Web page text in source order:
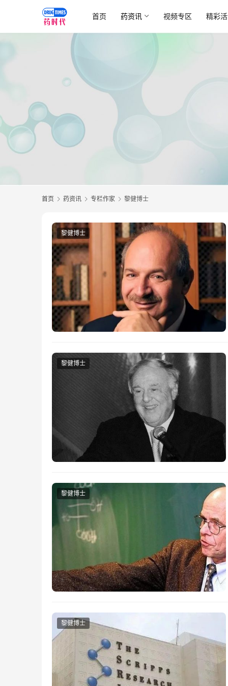
首页 药资讯 视频专区 精彩
首页 药资讯 专栏作家 黎健博士
黎健博士
黎健博士
黎健博士
黎健博士